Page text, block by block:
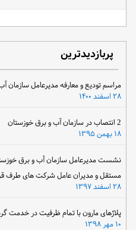
پربازدیدترین
مراسم تودیع و معارفه مدیرعامل سازمان
۲۸ اسفند ۱۴۰۰
۱۸ بهمن ۱۳۹۵
نشست مدیرعامل سازمان آب و برق
مستقل و مدیران عامل شرکت های طرف
۲۸ اسفند ۱۳۹۷
پلاژهای مارون با تمام ظرفیت در خدمت